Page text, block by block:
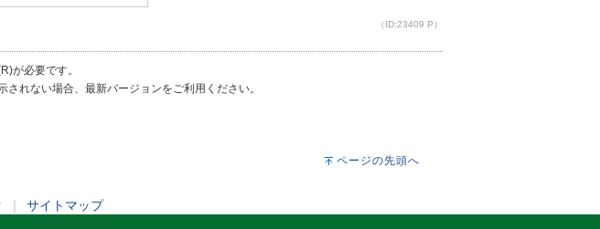
（ID:23409 P）
が必要です。
れない場合、最新バージョンをご利用ください。
ページの先頭へ
サイトマップ